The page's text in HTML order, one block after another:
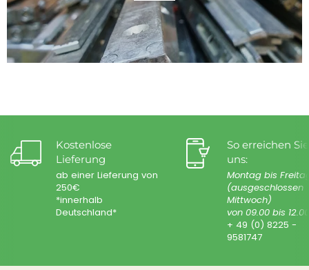
Kostenlose
Lieferung
ab einer Lieferung von
250€
*innerhalb
Deutschland*
So erreichen Sie
uns:
Montag bis
(ausgeschlossen
Mittwoch)
von 09.00 bis
+ 49 (0) 8225 -
9581747